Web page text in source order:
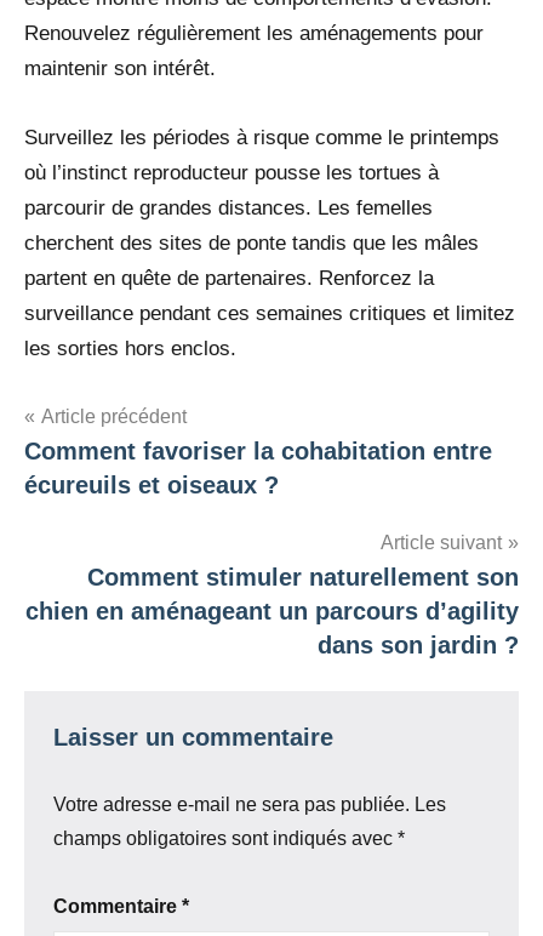
Renouvelez régulièrement les aménagements pour
maintenir son intérêt.
Surveillez les périodes à risque comme le printemps
où l’instinct reproducteur pousse les tortues à
parcourir de grandes distances. Les femelles
cherchent des sites de ponte tandis que les mâles
partent en quête de partenaires. Renforcez la
surveillance pendant ces semaines critiques et limitez
les sorties hors enclos.
Navigation
de
Article précédent
Comment favoriser la cohabitation entre
écureuils et oiseaux ?
Article suivant
Comment stimuler naturellement son
chien en aménageant un parcours d’agility
dans son jardin ?
Laisser un commentaire
Votre adresse e-mail ne sera pas publiée. Les
champs obligatoires sont indiqués avec *
Commentaire *